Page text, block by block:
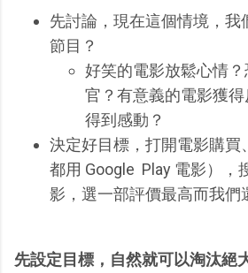
先討論，現在這個情境，我
節目？
好笑的電影放鬆心情
官？有意義的電影獲
得到感動？
決定好目標，打開電影購買
都用 Google Play 電影），
影，選一部評價最高而我們
先設定目標，自然就可以淘汰絕